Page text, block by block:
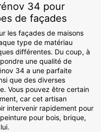
34 pour
de façades
les façades de maisons
type de matériau
différentes. Du coup, à
une qualité de
34 a une parfaite
que des diverses
Vous pouvez être certain
car cet artisan
intervenir rapidement pour
pour bois, brique,